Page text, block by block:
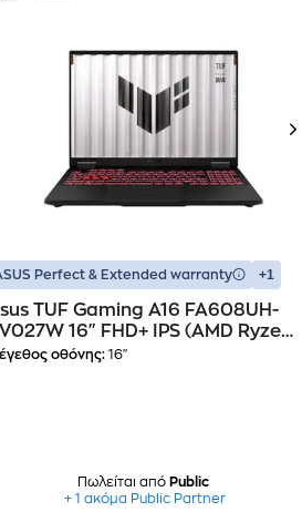
Perfect & Extended warranty +1
TUF Gaming A16 FA608UH-
16" FHD+ IPS (AMD Ryzen
260/16 GB/1TB SSD/GeForce
οθόνης: 16"
Πωλείται από Public
+ 1 ακόμα Public Partner